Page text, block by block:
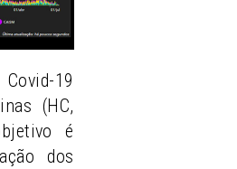
19
(HC,
é
dos